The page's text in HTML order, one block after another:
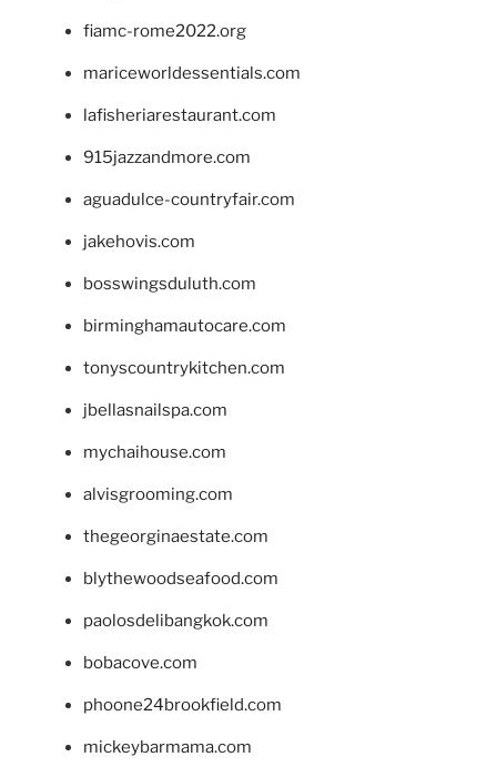
fiamc-rome2022.org
mariceworldessentials.com
lafisheriarestaurant.com
915jazzandmore.com
aguadulce-countryfair.com
jakehovis.com
bosswingsduluth.com
birminghamautocare.com
tonyscountrykitchen.com
jbellasnailspa.com
mychaihouse.com
alvisgrooming.com
thegeorginaestate.com
blythewoodseafood.com
paolosdelibangkok.com
bobacove.com
phoone24brookfield.com
mickeybarmama.com